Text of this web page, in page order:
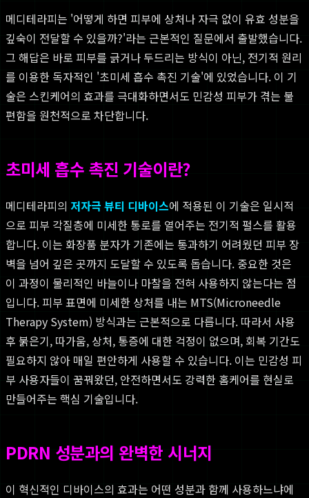
메디테라피는 '어떻게 하면 피부에 상처나 자극 없이 유효 성분을
깊숙이 전달할 수 있을까?'라는 근본적인 질문에서 출발했습니다.
그 해답은 바로 피부를 긁거나 두드리는 방식이 아닌, 전기적 원리
를 이용한 독자적인 '초미세 흡수 촉진 기술'에 있었습니다. 이 기
술은 스킨케어의 효과를 극대화하면서도 민감성 피부가 겪는 불
편함을 원천적으로 차단합니다.
초미세 흡수 촉진 기술이란?
메디테라피의 저자극 뷰티 디바이스에 적용된 이 기술은 일시적
으로 피부 각질층에 미세한 통로를 열어주는 전기적 펄스를 활용
합니다. 이는 화장품 분자가 기존에는 통과하기 어려웠던 피부 장
벽을 넘어 깊은 곳까지 도달할 수 있도록 돕습니다. 중요한 것은
이 과정이 물리적인 바늘이나 마찰을 전혀 사용하지 않는다는 점
입니다. 피부 표면에 미세한 상처를 내는 MTS(Microneedle
Therapy System) 방식과는 근본적으로 다릅니다. 따라서 사용
후 붉은기, 따가움, 상처, 통증에 대한 걱정이 없으며, 회복 기간도
필요하지 않아 매일 편안하게 사용할 수 있습니다. 이는 민감성 피
부 사용자들이 꿈꿔왔던, 안전하면서도 강력한 홈케어를 현실로
만들어주는 핵심 기술입니다.
PDRN 성분과의 완벽한 시너지
이 혁신적인 디바이스의 효과는 어떤 성분과 함께 사용하느냐에